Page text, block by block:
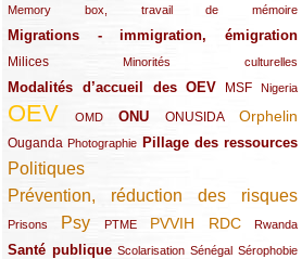
Memory box, travail de mémoire
(11/289)
Migrations - immigration, émigration
(67/289)
Milices
(34/289) Minorités culturelles
(15/289)
Modalités d’accueil des OEV
(58/289) MSF
(54/289) Nigeria
(27/289)
OEV
(269/289) OMD
(26/289) ONU
(58/289) ONUSIDA
(44/289) Orphelin
(112/289)
Ouganda
(29/289) Photographie
(27/289) Pillage des ressources
(77/289)
Politiques
(120/289)
Prévention, réduction des risques
(131/289)
Prisons
(22/289) Psy
(119/289) PTME
(12/289) PVVIH
(111/289) RDC
(104/289) Rwanda
(23/289)
Santé publique
(59/289) Scolarisation
(9/289) Sénégal
(13/289) Sérophobie
(19/289)